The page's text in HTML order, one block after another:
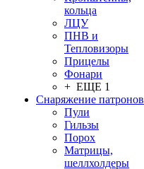
кольца
ЛЦУ
ПНВ и
Тепловизоры
Прицелы
Фонари
+ ЕЩЕ 1
Снаряжение патронов
Пули
Гильзы
Порох
Матрицы,
шеллхолдеры